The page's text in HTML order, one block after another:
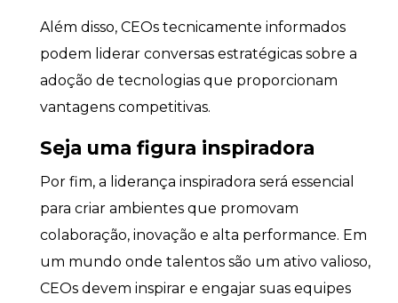
Além disso, CEOs tecnicamente informados
podem liderar conversas estratégicas sobre a
adoção de tecnologias que proporcionam
vantagens competitivas.
Seja uma figura inspiradora
Por fim, a liderança inspiradora será essencial
para criar ambientes que promovam
colaboração, inovação e alta performance. Em
um mundo onde talentos são um ativo valioso,
CEOs devem inspirar e engajar suas equipes